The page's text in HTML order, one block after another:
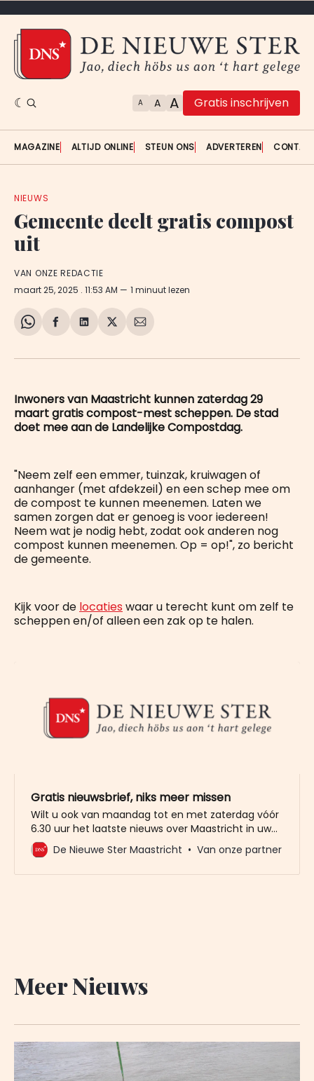
A A A Gratis inschrijven
MAGAZINE ALTIJD ONLINE STEUN ONS ADVERTEREN
NIEUWS
Gemeente deelt gratis compost
uit
VAN ONZE REDACTIE
maart 25, 2025 . 11:53 AM 1 minuut lezen
Share
WhatsApp
Delen
Facebook
Delen
LinkedIn
Share
X
Deel
E-
Inwoners van Maastricht kunnen zaterdag 29
maart gratis compost-mest scheppen. De stad
doet mee aan de Landelijke Compostdag.
"Neem zelf een emmer, tuinzak, kruiwagen of
aanhanger (met afdekzeil) en een schep mee om
de compost te kunnen meenemen. Laten we
samen zorgen dat er genoeg is voor iedereen!
Neem wat je nodig hebt, zodat ook anderen nog
compost kunnen meenemen. Op = op!", zo bericht
de gemeente.
Kijk voor de locaties waar u terecht kunt om zelf te
scheppen en/of alleen een zak op te halen.
Gratis nieuwsbrief, niks meer missen
Wilt u ook van maandag tot en met zaterdag vóór
6.30 uur het laatste nieuws over Maastricht in uw
mailbox? Meld u dan gratis aan voor de nieuwbrief
van De Nieuwe Ster. Meer dan 20.000 trouwe lezers
De Nieuwe Ster Maastricht Van onze partner
Meer Nieuws